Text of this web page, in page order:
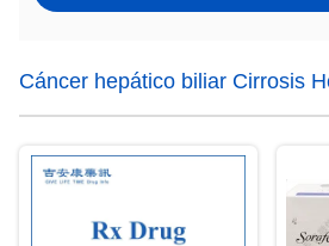
Cáncer hepático biliar Cirrosis
Medicamentos